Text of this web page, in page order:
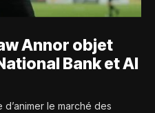
Annor objet
Bank et Al
d’animer le marché des